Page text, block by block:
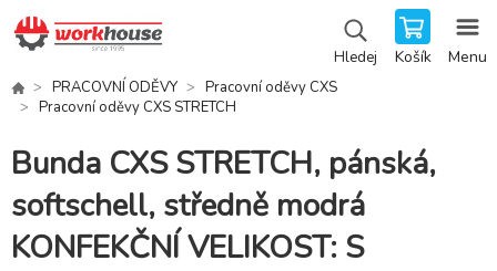
Hledej Košík Menu
PRACOVNÍ ODĚVY
Pracovní oděvy CXS
Pracovní oděvy CXS STRETCH
Bunda CXS STRETCH, pánská,
softschell, středně modrá
KONFEKČNÍ VELIKOST: S